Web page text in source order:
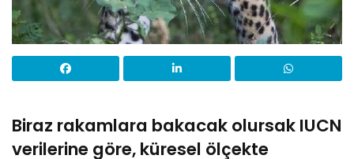
Biraz rakamlara bakacak olursak IUCN
verilerine göre, küresel ölçekte